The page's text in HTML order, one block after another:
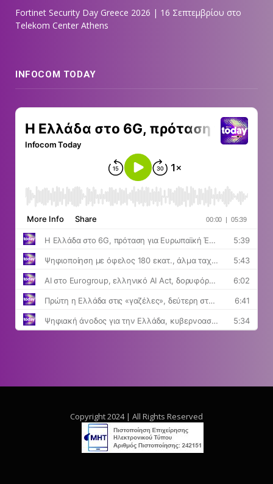
Fortinet Security Day Greece 2026 | 16 Σεπτεμβρίου στο
Telekom Center Athens
INFOCOM TODAY
Copyright 2024 | All Rights Reserved